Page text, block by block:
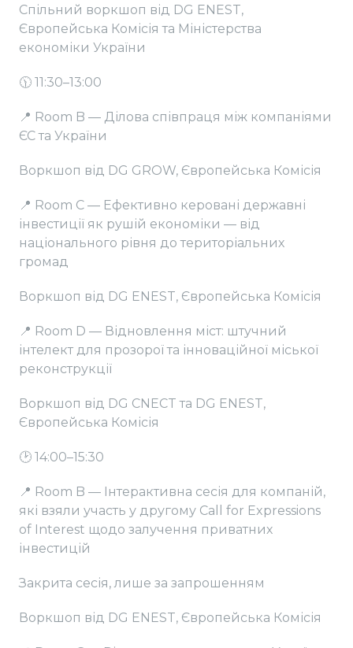
Спільний воркшоп від DG ENEST,
Європейська Комісія та Міністерства
економіки України
🕦 11:30–13:00
📍 Room B — Ділова співпраця між компаніями
ЄС та України
Воркшоп від DG GROW, Європейська Комісія
📍 Room C — Ефективно керовані державні
інвестиції як рушій економіки — від
національного рівня до територіальних
громад
Воркшоп від DG ENEST, Європейська Комісія
📍 Room D — Відновлення міст: штучний
інтелект для прозорої та інноваційної міської
реконструкції
Воркшоп від DG CNECT та DG ENEST,
Європейська Комісія
🕑 14:00–15:30
📍 Room B — Інтерактивна сесія для компаній,
які взяли участь у другому Call for Expressions
of Interest щодо залучення приватних
інвестицій
Закрита сесія, лише за запрошенням
Воркшоп від DG ENEST, Європейська Комісія